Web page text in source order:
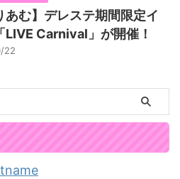
あむ】デレステ期間限定イ
LIVE Carnival」が開催！
22